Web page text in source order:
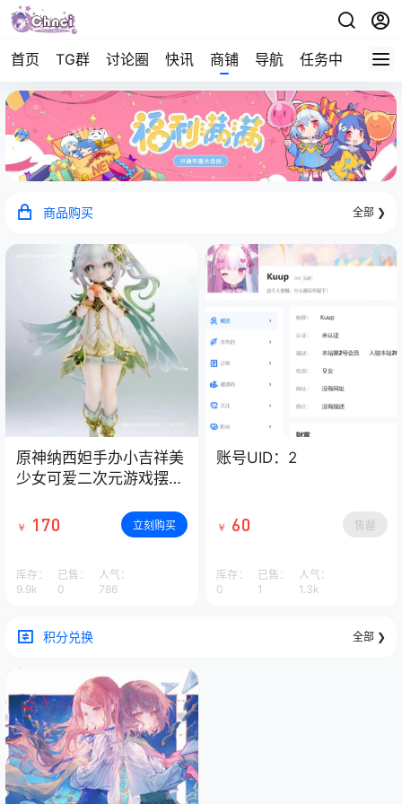
首页 TG群 讨论圈 快讯 商铺 导航 任务中心 帮助
商品购买 全部 ❯
原神纳西妲手办小吉祥美
少女可爱二次元游戏摆件
￥ 170 立刻购买
库存：
9.9k
已售：
0
人气：
786
账号UID：2
￥ 60 售罄
库存：
0
已售：
1
人气：
1.3k
积分兑换 全部 ❯